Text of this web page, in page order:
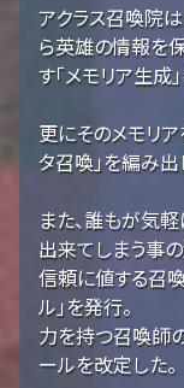
アクラス召喚院
ら英雄の情報を
す「メモリア生成
更にそのメモリ
タ召喚」を編み出
また、誰もが気
出来てしまう事
信頼に値する召
ル」を発行。
力を持つ召喚師
ールを改定した。